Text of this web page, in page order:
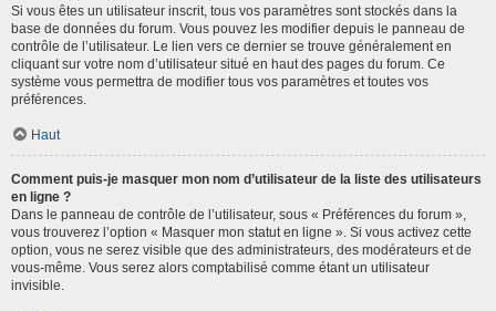
Si vous êtes un utilisateur inscrit, tous vos paramètres sont stockés dans la
base de données du forum. Vous pouvez les modifier depuis le panneau de
contrôle de l’utilisateur. Le lien vers ce dernier se trouve généralement en
cliquant sur votre nom d’utilisateur situé en haut des pages du forum. Ce
système vous permettra de modifier tous vos paramètres et toutes vos
préférences.
Haut
Comment puis-je masquer mon nom d’utilisateur de la liste des utilisateurs
en ligne ?
Dans le panneau de contrôle de l’utilisateur, sous « Préférences du forum »,
vous trouverez l’option « Masquer mon statut en ligne ». Si vous activez cette
option, vous ne serez visible que des administrateurs, des modérateurs et de
vous-même. Vous serez alors comptabilisé comme étant un utilisateur
invisible.